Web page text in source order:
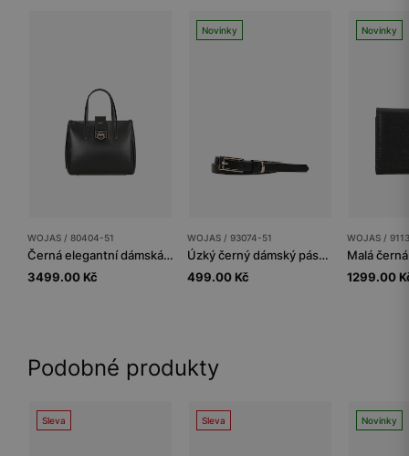
WOJAS / 80404-51
Černá elegantní dámská kabelka typu kufřík
3499.00 Kč
Novinky
WOJAS / 93074-51
Úzký černý dámský pásek z hladké kůže
499.00 Kč
Novinky
WOJAS /
1299.00
Podobné produkty
Sleva Sleva Novinky